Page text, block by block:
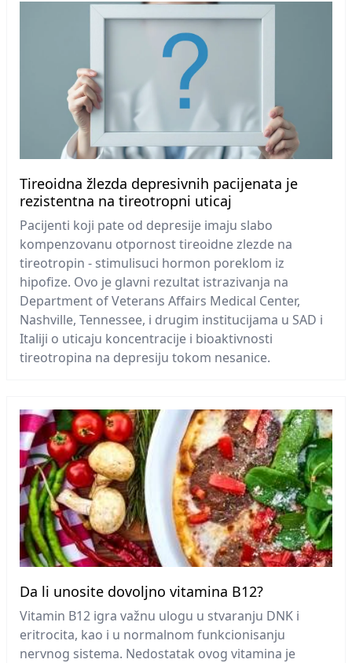
Tireoidna žlezda depresivnih pacijenata je
rezistentna na tireotropni uticaj
Pacijenti koji pate od depresije imaju slabo
kompenzovanu otpornost tireoidne zlezde na
tireotropin - stimulisuci hormon poreklom iz
hipofize. Ovo je glavni rezultat istrazivanja na
Department of Veterans Affairs Medical Center,
Nashville, Tennessee, i drugim institucijama u SAD i
Italiji o uticaju koncentracije i bioaktivnosti
tireotropina na depresiju tokom nesanice.
Da li unosite dovoljno vitamina B12?
Vitamin B12 igra važnu ulogu u stvaranju DNK i
eritrocita, kao i u normalnom funkcionisanju
nervnog sistema. Nedostatak ovog vitamina je